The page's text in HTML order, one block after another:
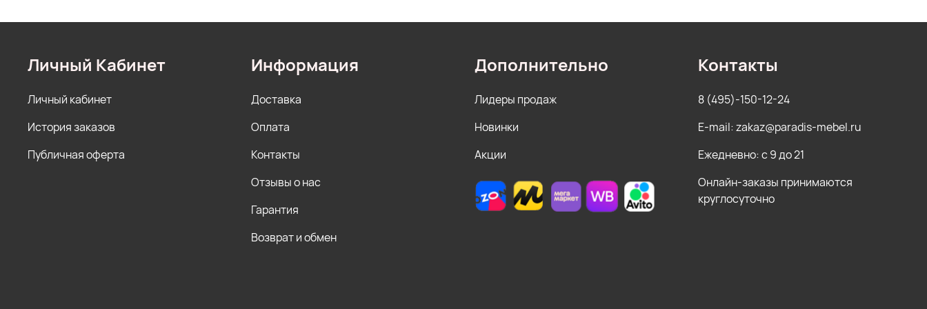
Личный Кабинет
Личный кабинет
История заказов
Публичная оферта
Информация
Доставка
Оплата
Контакты
Отзывы о нас
Гарантия
Возврат и обмен
Дополнительно
Лидеры продаж
Новинки
Акции
Контакты
8 (495)-150-12-24
E-mail: zakaz@paradis-mebel.ru
Ежедневно: с 9 до 21
Онлайн-заказы принимаются
круглосуточно